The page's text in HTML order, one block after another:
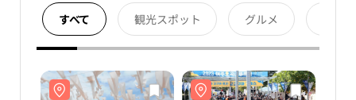
すべて 観光スポット グルメ